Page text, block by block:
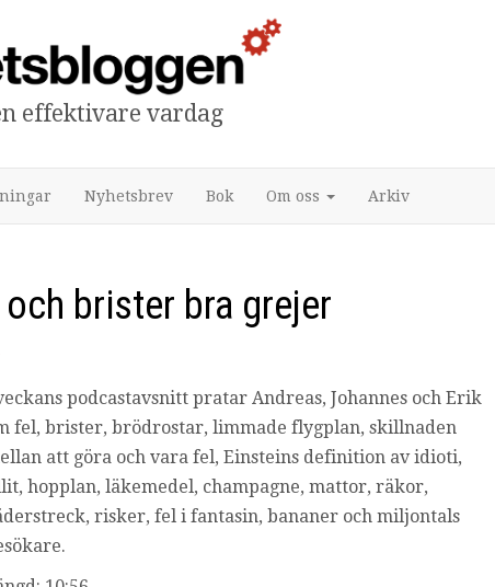
effektivare vardag
Nyhetsbrev Bok Om oss Arkiv
brister bra grejer
podcastavsnitt pratar Andreas, Johannes och Erik
fel, brister, brödrostar, limmade flygplan, skillnaden
att göra och vara fel, Einsteins definition av idioti,
hopplan, läkemedel, champagne, mattor, räkor,
risker, fel i fantasin, bananer och miljontals